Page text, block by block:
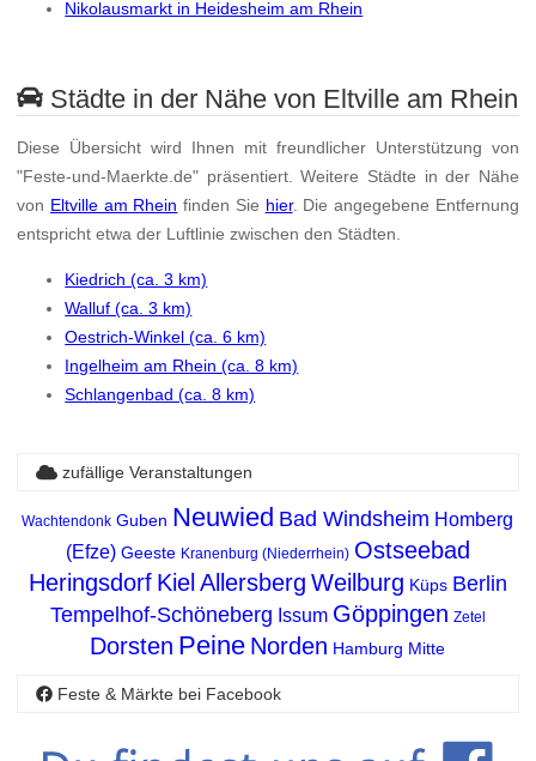
Nikolausmarkt in Heidesheim am Rhein
Städte in der Nähe von Eltville am Rhein
Diese Übersicht wird Ihnen mit freundlicher Unterstützung von
"Feste-und-Maerkte.de" präsentiert. Weitere Städte in der Nähe
von Eltville am Rhein finden Sie hier. Die angegebene Entfernung
entspricht etwa der Luftlinie zwischen den Städten.
Kiedrich (ca. 3 km)
Walluf (ca. 3 km)
Oestrich-Winkel (ca. 6 km)
Ingelheim am Rhein (ca. 8 km)
Schlangenbad (ca. 8 km)
zufällige Veranstaltungen
Wachtendonk Guben Neuwied Bad Windsheim Homberg
(Efze) Geeste Kranenburg (Niederrhein) Ostseebad
Heringsdorf Kiel Allersberg Weilburg Küps Berlin
Tempelhof-Schöneberg Issum Göppingen Zetel
Dorsten Peine Norden Hamburg Mitte
Feste & Märkte bei Facebook